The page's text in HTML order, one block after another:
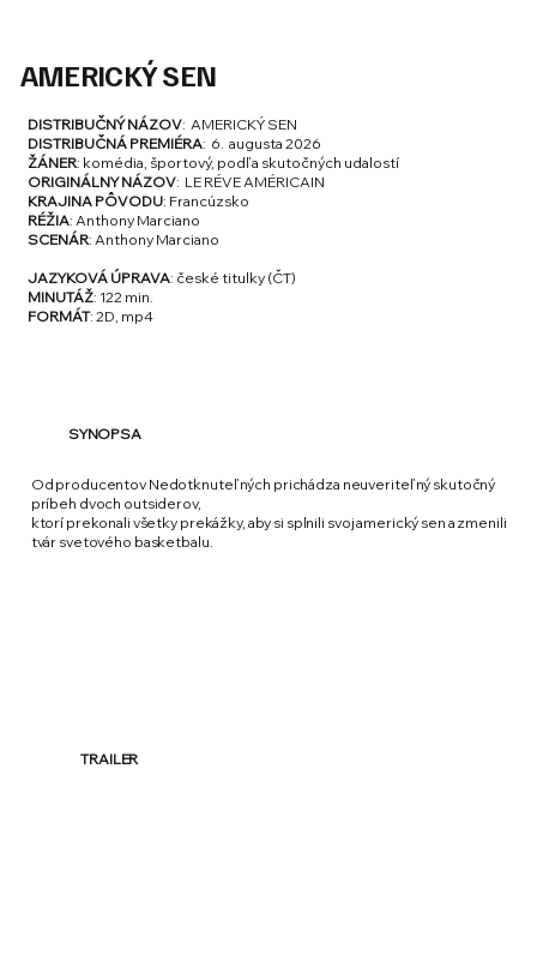
AMERICKÝ SEN
DISTRIBUČNÝ NÁZOV: AMERICKÝ SEN
DISTRIBUČNÁ PREMIÉRA: 6. augusta 2026
ŽÁNER: komédia, športový, podľa skutočných udalostí
ORIGINÁLNY NÁZOV: LE RÉVE AMÉRICAIN
KRAJINA PÔVODU: Francúzsko
RÉŽIA: Anthony Marciano
SCENÁR: Anthony Marciano
JAZYKOVÁ ÚPRAVA: české titulky (ČT)
MINUTÁŽ: 122 min.
FORMÁT: 2D, mp4
SYNOPSA
Od producentov Nedotknuteľných prichádza neuveriteľný skutočný
príbeh dvoch outsiderov,
ktorí prekonali všetky prekážky, aby si splnili svoj americký sen a zmenili
tvár svetového basketbalu.
TRAILER